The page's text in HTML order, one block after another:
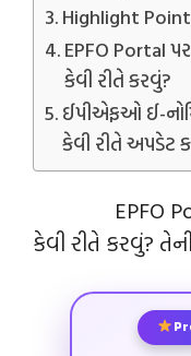
Highlight Point
EPFO Portal
કેવી રીતે કરવું?
ઈપીએફઓ ઈ-
કેવી રીતે અપડેટ
EPFO
કેવી રીતે કરવું?